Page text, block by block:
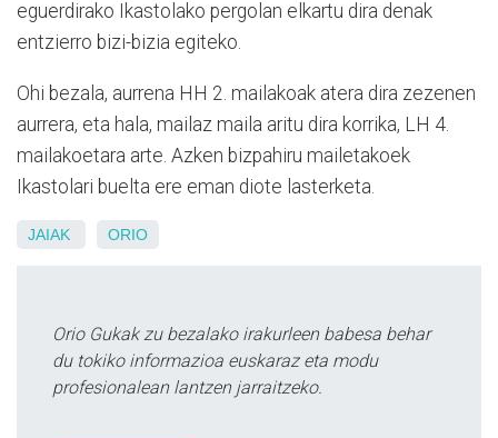
eguerdirako Ikastolako pergolan elkartu dira denak
entzierro bizi-bizia egiteko.
Ohi bezala, aurrena HH 2. mailakoak atera dira zezenen
aurrera, eta hala, mailaz maila aritu dira korrika, LH 4.
mailakoetara arte. Azken bizpahiru mailetakoek
Ikastolari buelta ere eman diote lasterketa.
JAIAK ORIO
Orio Gukak zu bezalako irakurleen babesa behar
du tokiko informazioa euskaraz eta modu
profesionalean lantzen jarraitzeko.